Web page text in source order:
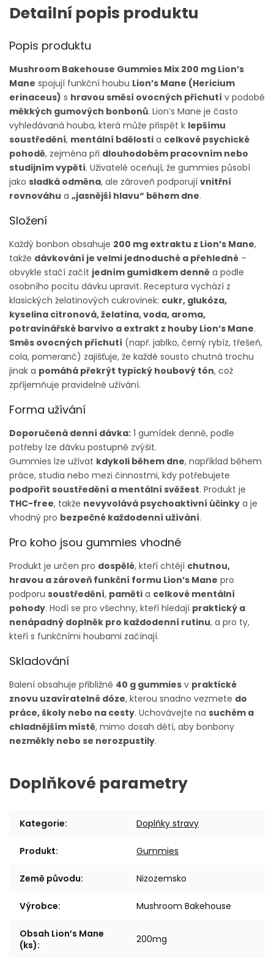
Detailní popis produktu
Popis produktu
Mushroom Bakehouse Gummies Mix 200 mg Lion’s
Mane spojují funkční houbu Lion’s Mane (Hericium
erinaceus) s hravou směsí ovocných příchutí v podobě
měkkých gumových bonbonů. Lion’s Mane je často
vyhledávaná houba, která může přispět k lepšímu
soustředění, mentální bdělosti a celkové psychické
pohodě, zejména při dlouhodobém pracovním nebo
studijním vypětí. Uživatelé oceňují, že gummies působí
jako sladká odměna, ale zároveň podporují vnitřní
rovnováhu a „jasnější hlavu“ během dne.
Složení
Každý bonbon obsahuje 200 mg extraktu z Lion’s Mane,
takže dávkování je velmi jednoduché a přehledné –
obvykle stačí začít jedním gumídkem denně a podle
osobního pocitu dávku upravit. Receptura vychází z
klasických želatinových cukrovinek: cukr, glukóza,
kyselina citronová, želatina, voda, aroma,
potravinářské barvivo a extrakt z houby Lion’s Mane.
Směs ovocných příchutí (např. jablko, černý rybíz, třešeň,
cola, pomeranč) zajišťuje, že každé sousto chutná trochu
jinak a pomáhá překrýt typický houbový tón, což
zpříjemňuje pravidelné užívání.
Forma užívání
Doporučená denní dávka: 1 gumídek denně, podle
potřeby lze dávku postupně zvýšit.
Gummies lze užívat kdykoli během dne, například během
práce, studia nebo mezi činnostmi, kdy potřebujete
podpořit soustředění a mentální svěžest. Produkt je
THC-free, takže nevyvolává psychoaktivní účinky a je
vhodný pro bezpečné každodenní užívání.
Pro koho jsou gummies vhodné
Produkt je určen pro dospělé, kteří chtějí chutnou,
hravou a zároveň funkční formu Lion’s Mane pro
podporu soustředění, paměti a celkové mentální
pohody. Hodí se pro všechny, kteří hledají praktický a
nenápadný doplněk pro každodenní rutinu, a pro ty,
kteří s funkčními houbami začínají.
Skladování
Balení obsahuje přibližně 40 g gummies v praktické
znovu uzavíratelné dóze, kterou snadno vezmete do
práce, školy nebo na cesty. Uchovávejte na suchém a
chladnějším místě, mimo dosah dětí, aby bonbony
nezměkly nebo se nerozpustily.
Doplňkové parametry
Kategorie: Doplňky stravy
Produkt: Gummies
Země původu: Nizozemsko
Výrobce: Mushroom Bakehouse
Obsah Lion’s Mane
(ks): 200mg